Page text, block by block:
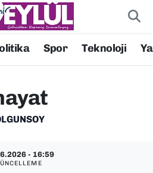
Spor Teknoloji
- 16:59
Haritası